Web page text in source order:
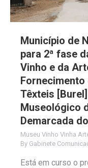
Município de
para 2ª fase
Vinho e da
Fornecimento
Têxteis
Museológico
Demarcada
Museu Vinho Vinha
By Gabinete
Está em curso o